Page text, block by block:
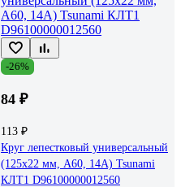
-26%
84 ₽
113 ₽
Круг лепестковый универсальный
(125х22 мм, А60, 14А) Tsunami
КЛТ1 D96100000012560